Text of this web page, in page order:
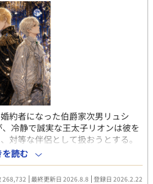
約者になった伯爵家次男リュシ
冷静で誠実な王太子リオンは彼を
対等な伴侶として扱おうとする。
、完成された王太子の静謐な王宮
オンとリュシーの関係を中心に、
を読む
268,732 最終更新日 2026.8.8 登録日 2026.2.22